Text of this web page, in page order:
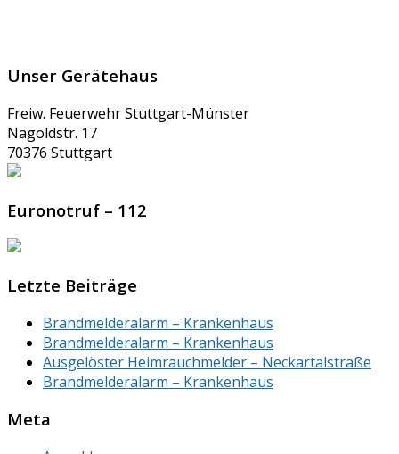
Unser Gerätehaus
Freiw. Feuerwehr Stuttgart-Münster
Nagoldstr. 17
70376 Stuttgart
Euronotruf – 112
Letzte Beiträge
Brandmelderalarm – Krankenhaus
Brandmelderalarm – Krankenhaus
Ausgelöster Heimrauchmelder – Neckartalstraße
Brandmelderalarm – Krankenhaus
Meta